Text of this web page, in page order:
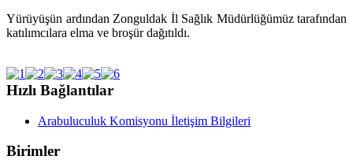
Yürüyüşün ardından Zonguldak İl Sağlık Müdürlüğümüz tarafından
katılımcılara elma ve broşür dağıtıldı.
Hızlı Bağlantılar
Arabuluculuk Komisyonu İletişim Bilgileri
Birimler